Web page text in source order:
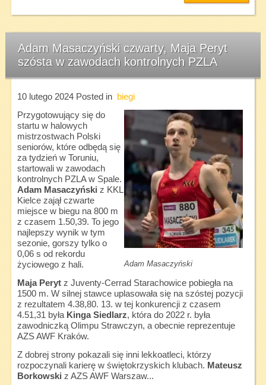
Adam Masaczyński czwarty, Maja Peryt
szósta w zawodach kontrolnych PZLA
10 lutego 2024Posted in biegi
Adam Masaczyński
Przygotowujący się do
startu w halowych
mistrzostwach Polski
seniorów, które odbędą się
za tydzień w Toruniu,
startowali w zawodach
kontrolnych PZLA w Spale.
Adam Masaczyński z KKL
Kielce zajął czwarte
miejsce w biegu na 800 m
z czasem 1.50,39. To jego
najlepszy wynik w tym
sezonie, gorszy tylko o
0,06 s od rekordu
życiowego z hali.
Maja Perytz Juventy-Cerrad Starachowice pobiegła na
1500 m. W silnej stawce uplasowała się na szóstej pozycji
z rezultatem 4.38,80. 13. w tej konkurencji z czasem
4.51,31 była Kinga Siedlarz, która do 2022 r. była
zawodniczką Olimpu Strawczyn, a obecnie reprezentuje
AZS AWF Kraków.
Z dobrej strony pokazali się inni lekkoatleci, którzy
rozpoczynali karierę w świętokrzyskich klubach. Mateusz
Borkowski z AZS AWF Warszaw...